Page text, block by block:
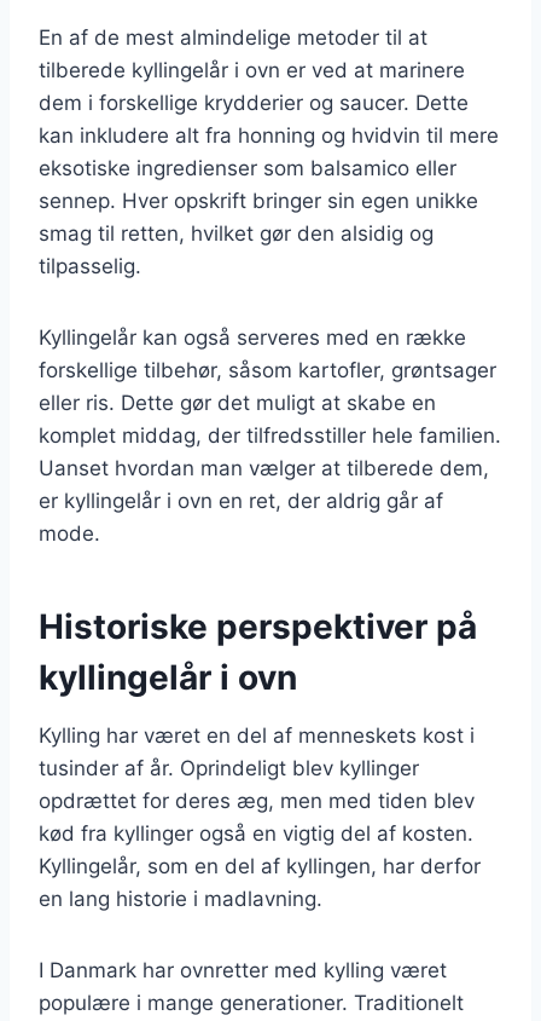
En af de mest almindelige metoder til at
tilberede kyllingelår i ovn er ved at marinere
dem i forskellige krydderier og saucer. Dette
kan inkludere alt fra honning og hvidvin til mere
eksotiske ingredienser som balsamico eller
sennep. Hver opskrift bringer sin egen unikke
smag til retten, hvilket gør den alsidig og
tilpasselig.
Kyllingelår kan også serveres med en række
forskellige tilbehør, såsom kartofler, grøntsager
eller ris. Dette gør det muligt at skabe en
komplet middag, der tilfredsstiller hele familien.
Uanset hvordan man vælger at tilberede dem,
er kyllingelår i ovn en ret, der aldrig går af
mode.
Historiske perspektiver på
kyllingelår i ovn
Kylling har været en del af menneskets kost i
tusinder af år. Oprindeligt blev kyllinger
opdrættet for deres æg, men med tiden blev
kød fra kyllinger også en vigtig del af kosten.
Kyllingelår, som en del af kyllingen, har derfor
en lang historie i madlavning.
I Danmark har ovnretter med kylling været
populære i mange generationer. Traditionelt